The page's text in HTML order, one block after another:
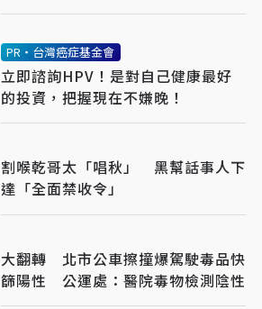
PR・台灣癌症基金會
立即諮詢HPV！是對自己健康最好
的投資，把握現在不嫌晚！
割喉乾哥太「唱秋」 黑幫話事人下
達「全面禁收令」
大翻轉 北市公車擦撞爆駕駛毒品快
篩陽性 公運處：醫院毒物檢測陰性